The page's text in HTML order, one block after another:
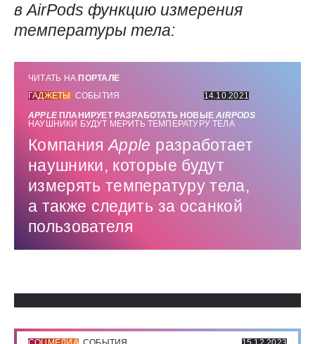
вAirPods функцию измерения
температуры тела:
ЧИТАТЬ НА ПОРТАЛЕ
ГАДЖЕТЫ
СОБЫТИЯ
14.10.2021
APPLE ПЛАНИРУЕТ РАЗРАБОТАТЬ НОВЫЕAIRPODS
НАУШНИКИ БУДУТ МЕРИТЬ ТЕМПЕРАТУРУ ТЕЛА
КомпанияApple разработает
наушники, которые будут
измерять температуру тела,
а также следить за осанкой
пользователя